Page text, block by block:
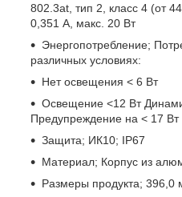
802.3at, тип 2, класс 4 (от
0,351 А, макс. 20 Вт
Энергопотребление;
различных условиях:
Нет освещения < 6 Вт
Освещение <12 Вт
Предупреждение на < 17 Вт
Защита; ИК10; IP67
Материал; Корпус из
Размеры продукта;